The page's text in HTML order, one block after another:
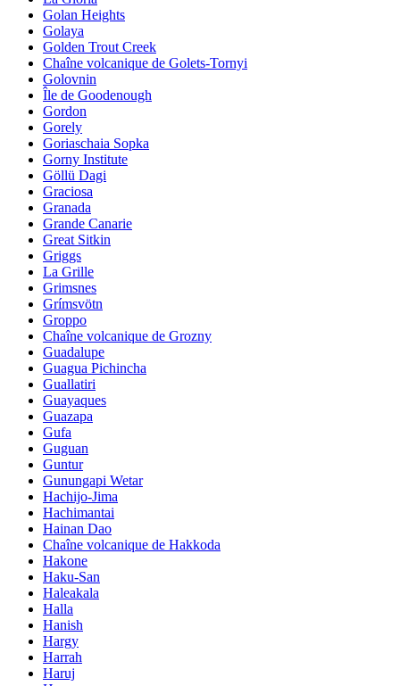
Golan Heights
Golaya
Golden Trout Creek
Chaîne volcanique de Golets-Tornyi
Golovnin
Île de Goodenough
Gordon
Gorely
Goriaschaia Sopka
Gorny Institute
Göllü Dagi
Graciosa
Granada
Grande Canarie
Great Sitkin
Griggs
La Grille
Grimsnes
Grímsvötn
Groppo
Chaîne volcanique de Grozny
Guadalupe
Guagua Pichincha
Guallatiri
Guayaques
Guazapa
Gufa
Guguan
Guntur
Gunungapi Wetar
Hachijo-Jima
Hachimantai
Hainan Dao
Chaîne volcanique de Hakkoda
Hakone
Haku-San
Haleakala
Halla
Hanish
Hargy
Harrah
Haruj